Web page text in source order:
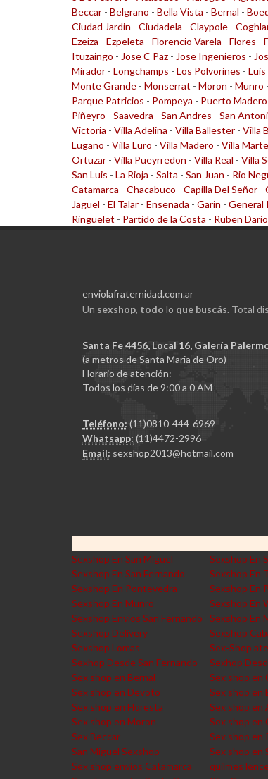
Beccar - Belgrano - Bella Vista - Bernal -
Ciudad Jardin - Ciudadela - Claypole -
Ezeiza - Ezpeleta - Florencio Varela - Flores -
Ituzaingo - Jose C Paz - Jose Ingenieros -
Mirador - Longchamps - Los Polvorines - Luis
Monte Grande - Monserrat - Moron - Munro -
Parque Patricios - Pompeya - Puerto Madero
Piñeyro - Saavedra - San Andres - San
Victoria - Villa Adelina - Villa Ballester - Villa
Lugano - Villa Luro - Villa Madero - Villa
Ortuzar - Villa Pueyrredon - Villa Real - Villa
San Luis - La Rioja - Salta - San Juan - Rio
Catamarca - Chacabuco - Capilla Del Señor -
Jaguel - El Talar - Ensenada - Garin - General
Ringuelet - Partido de la Costa - Ruben Dario
enviolafraternidad.com.ar
Un sexshop, todo lo que buscás. Total
Santa Fe 4456, Local 16, Galería
(a metros de Santa Maria de Oro)
Horario de atención:
Todos los días de 9:00 a 0 AM
Teléfono: (11)0810-444-6969
Whatsapp: (11)4472-2996
Email: sexshop2013@hotmail.com
Sexshop En San Miguel
Sexshop En
Sexshop En San Fernando
Sexshop En
Sexshop En Pontevedra
Sexshop En
Sexshop En Munro
Sexshop En
Sexshop Envios San Fernando
Sexshop En
Sexshop Delivery
Sexshop
Sexshop Lomas
Sex-Shop
Sexhop Desde San Fernando
Sexhop
Sex shop en Bernal
Sex shop en
Sex shop en Devoto
Sex shop en
Sex shop en Floresta
Sex shop en
Sex shop en Moron
Sex shop en
Sex Beccar
Sex shop en
San Miguel Sexshop
Sex shop en
Sex shop envios Catamarca
quilmes